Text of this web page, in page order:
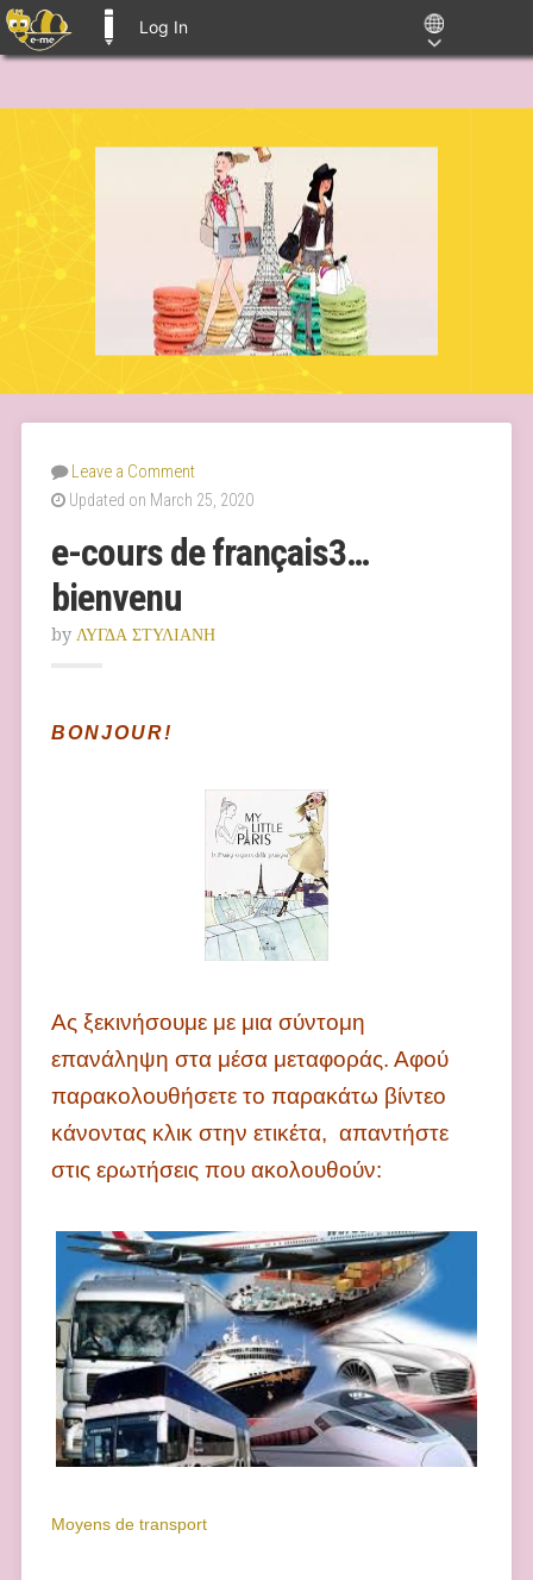
Log In
Leave a Comment
Updated on March 25, 2020
e-cours de français3…
bienvenu
by ΛΥΓΔΑ ΣΤΥΛΙΑΝΗ
BONJOUR!
Ας ξεκινήσουμε με μια σύντομη
επανάληψη στα μέσα μεταφοράς. Αφού
παρακολουθήσετε το παρακάτω βίντεο
κάνοντας κλικ στην ετικέτα, απαντήστε
στις ερωτήσεις που ακολουθούν:
Moyens de transport